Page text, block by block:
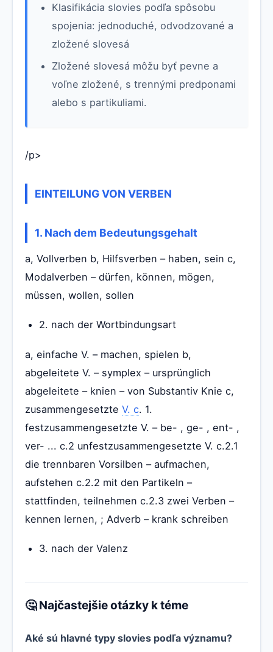
Klasifikácia slovies podľa spôsobu
spojenia: jednoduché, odvodzované a
zložené slovesá
Zložené slovesá môžu byť pevne a
voľne zložené, s trennými predponami
alebo s partikuliami.
/p>
EINTEILUNG VON VERBEN
1. Nach dem Bedeutungsgehalt
a, Vollverben b, Hilfsverben – haben, sein c,
Modalverben – dürfen, können, mögen,
müssen, wollen, sollen
2. nach der Wortbindungsart
a, einfache V. – machen, spielen b,
abgeleitete V. – symplex – ursprünglich
abgeleitete – knien – von Substantiv Knie c,
zusammengesetzte V. c. 1.
festzusammengesetzte V. – be- , ge- , ent- ,
ver- ... c.2 unfestzusammengesetzte V. c.2.1
die trennbaren Vorsilben – aufmachen,
aufstehen c.2.2 mit den Partikeln –
stattfinden, teilnehmen c.2.3 zwei Verben –
kennen lernen, ; Adverb – krank schreiben
3. nach der Valenz
🤔 Najčastejšie otázky k téme
Aké sú hlavné typy slovies podľa významu?